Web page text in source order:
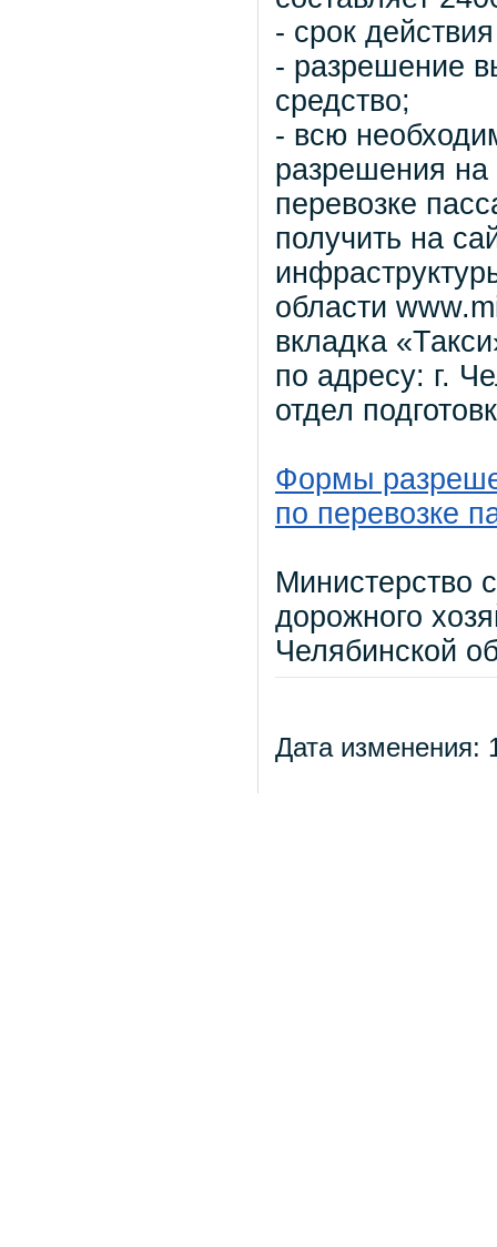
- срок
- разрешение
средство;
- всю
разрешения на
перевозке
получить на
области
вкладка
по адресу: г.
отдел
Формы
по перевозке
Министерство
дорожного
Челябинской
Дата изменения: